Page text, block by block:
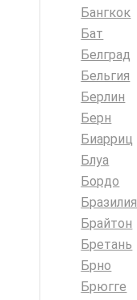
Бангкок
Бат
Белград
Бельгия
Берлин
Берн
Биарриц
Блуа
Бордо
Бразилия
Брайтон
Бретань
Брно
Брюгге